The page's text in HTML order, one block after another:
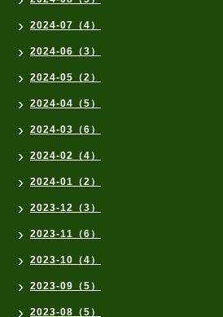
2024-07（4）
2024-06（3）
2024-05（2）
2024-04（5）
2024-03（6）
2024-02（4）
2024-01（2）
2023-12（3）
2023-11（6）
2023-10（4）
2023-09（5）
2023-08（5）